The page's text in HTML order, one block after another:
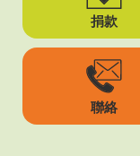
捐款
聯絡